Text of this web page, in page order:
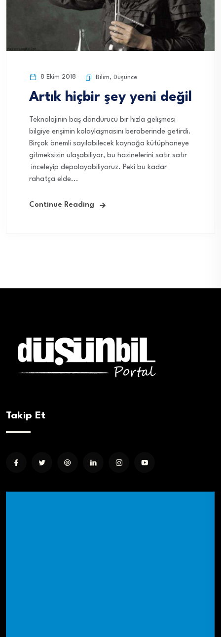
8 Ekim 2018 Bilim, Düşünce
Artık hiçbir şey yeni değil
Teknolojinin baş döndürücü bir hızla gelişmesi
bilgiye erişimin kolaylaşmasını beraberinde getirdi.
Birçok önemli sayılabilecek kaynağa kütüphaneye
gitmeksizin ulaşabiliyor, bu hazinelerini satır satır
inceleyip depolayabiliyoruz. Peki bu kadar
rahatça elde...
Continue Reading
Takip Et